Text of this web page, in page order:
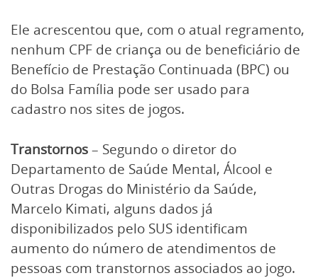
Ele acrescentou que, com o atual regramento,
nenhum CPF de criança ou de beneficiário de
Benefício de Prestação Continuada (BPC) ou
do Bolsa Família pode ser usado para
cadastro nos sites de jogos.
Transtornos– Segundo o diretor do
Departamento de Saúde Mental, Álcool e
Outras Drogas do Ministério da Saúde,
Marcelo Kimati, alguns dados já
disponibilizados pelo SUS identificam
aumento do número de atendimentos de
pessoas com transtornos associados ao jogo.